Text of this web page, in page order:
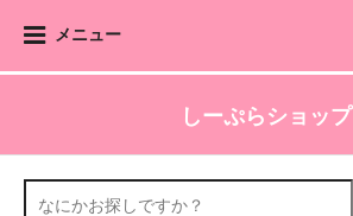
メニュー
しーぷらショップ